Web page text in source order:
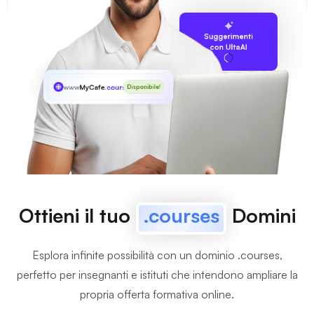
Suggerimenti
con UltaAI
wwwMyCafe.coursesDisponibile!
Ottieni il tuo .courses Domini
Esplora infinite possibilità con un dominio .courses,
perfetto per insegnanti e istituti che intendono ampliare la
propria offerta formativa online.